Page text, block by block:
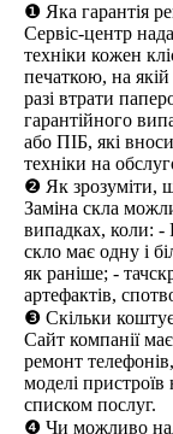
❶ Яка гарантія
Сервіс-центр
техніки кожен
печаткою, на
разі втрати
гарантійного
або ПІБ, які
техніки на
❷ Як зрозуміти,
Заміна скла
випадках, коли: -
скло має одну і
як раніше; -
артефактів,
❸ Скільки
Сайт компанії
ремонт
моделі
списком послуг.
❹ Чи можливо